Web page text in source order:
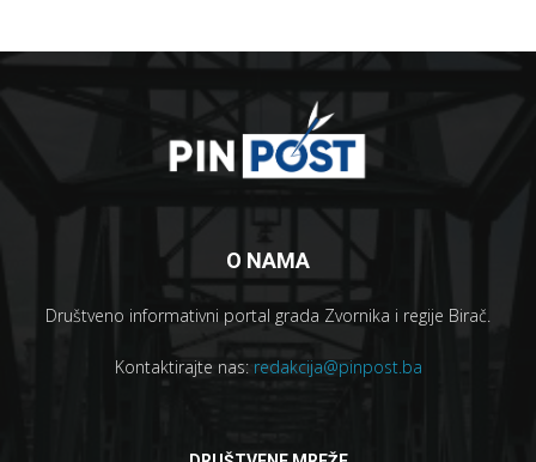
O NAMA
Društveno informativni portal grada Zvornika i regije Birač.
Kontaktirajte nas: redakcija@pinpost.ba